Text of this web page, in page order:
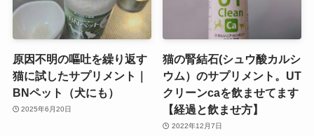
原因不明の嘔吐を繰り返す
猫に試したサプリメント｜
BNペット（犬にも）
2025年6月20日
猫の腎結石(シュウ酸カルシ
ウム）のサプリメント。UT
クリーンcaを飲ませてます
【経過と飲ませ方】
2022年12月7日